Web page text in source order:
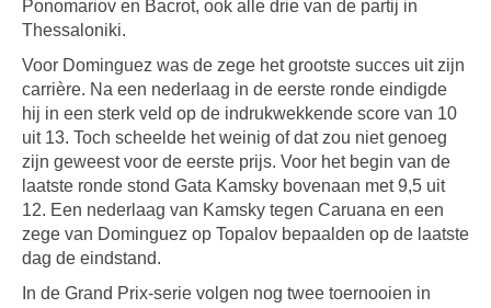
Ponomariov en Bacrot, ook alle drie van de partij in
Thessaloniki.
Voor Dominguez was de zege het grootste succes uit zijn
carrière. Na een nederlaag in de eerste ronde eindigde
hij in een sterk veld op de indrukwekkende score van 10
uit 13. Toch scheelde het weinig of dat zou niet genoeg
zijn geweest voor de eerste prijs. Voor het begin van de
laatste ronde stond Gata Kamsky bovenaan met 9,5 uit
12. Een nederlaag van Kamsky tegen Caruana en een
zege van Dominguez op Topalov bepaalden op de laatste
dag de eindstand.
In de Grand Prix-serie volgen nog twee toernooien in